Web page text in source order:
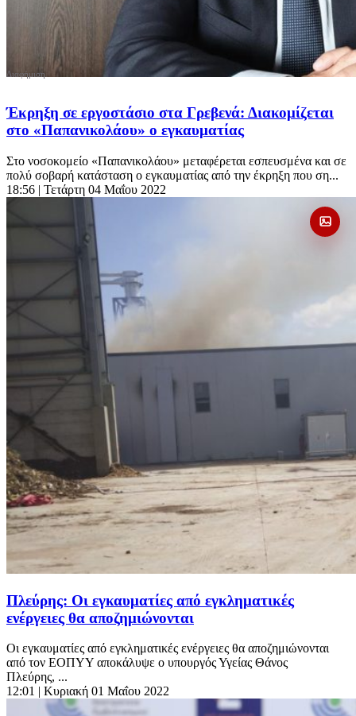
Έκρηξη σε εργοστάσιο στα Γρεβενά: Διακομίζεται
στο «Παπανικολάου» ο εγκαυματίας
Στο νοσοκομείο «Παπανικολάου» μεταφέρεται εσπευσμένα και σε
πολύ σοβαρή κατάσταση ο εγκαυματίας από την έκρηξη που ση...
18:56 | Τετάρτη 04 Μαΐου 2022
Πλεύρης: Οι εγκαυματίες από εγκληματικές
ενέργειες θα αποζημιώνονται
Οι εγκαυματίες από εγκληματικές ενέργειες θα αποζημιώνονται
από τον ΕΟΠΥΥ αποκάλυψε ο υπουργός Υγείας Θάνος
Πλεύρης, ...
12:01 | Κυριακή 01 Μαΐου 2022